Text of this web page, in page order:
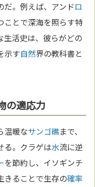
だ。例えば、アンドロ
ことで深海を照らす特
生活史は、彼らがどの
示す自然界の教科書と
の適応力
温暖なサンゴ礁まで、
る。クラゲは水流に逆
を節約し、イソギンチ
きることで生存の確率